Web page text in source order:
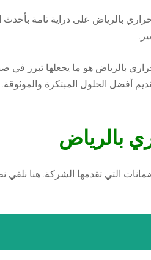
بالرياض على دراية تامة بأحدث
بالرياض هو ما يجعلها تبرز في
أفضل الحلول المبتكرة والموثوقة.
بالرياض
التي تقدمها الشركة. هنا